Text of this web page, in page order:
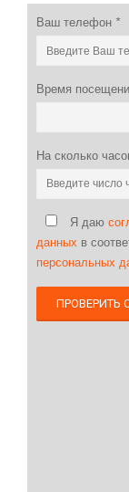
Ваш телефон *
Время
На сколько
Я даю
данных в
персональных
ПРОВЕРИТЬ